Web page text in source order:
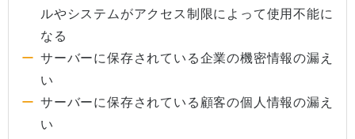
ルやシステムがアクセス制限によって使用不能に
なる
サーバーに保存されている企業の機密情報の漏え
い
サーバーに保存されている顧客の個人情報の漏え
い